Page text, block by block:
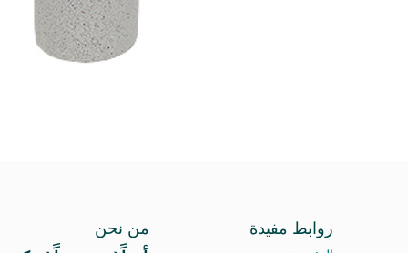
روابط مفيدة من نحن